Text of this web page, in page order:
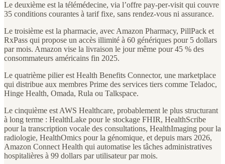
Le deuxième est la télémédecine, via l’offre pay-per-visit qui couvre
35 conditions courantes à tarif fixe, sans rendez-vous ni assurance.
Le troisième est la pharmacie, avec Amazon Pharmacy, PillPack et
RxPass qui propose un accès illimité à 60 génériques pour 5 dollars
par mois. Amazon vise la livraison le jour même pour 45 % des
consommateurs américains fin 2025.
Le quatrième pilier est Health Benefits Connector, une marketplace
qui distribue aux membres Prime des services tiers comme Teladoc,
Hinge Health, Omada, Rula ou Talkspace.
Le cinquième est AWS Healthcare, probablement le plus structurant
à long terme : HealthLake pour le stockage FHIR, HealthScribe
pour la transcription vocale des consultations, HealthImaging pour la
radiologie, HealthOmics pour la génomique, et depuis mars 2026,
Amazon Connect Health qui automatise les tâches administratives
hospitalières à 99 dollars par utilisateur par mois.